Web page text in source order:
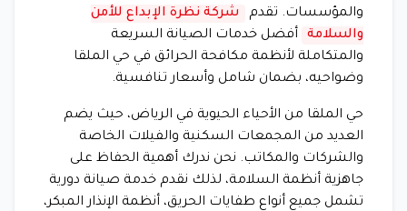
والمؤسسات. تقدم
شركة نظرة الإبداع للأمن
والسلامة
أفضل خدمات الصيانة السريعة
والمتكاملة لأنظمة مكافحة الحرائق في حي الملقا
وضواحيه، بضمان شامل وأسعار تنافسية.
حي الملقا من الأحياء الحيوية في الرياض، حيث يضم
العديد من المجمعات السكنية والفيلات الخاصة
والشركات والمكاتب. نحن ندرك أهمية الحفاظ على
جاهزية أنظمة السلامة، لذلك نقدم خدمة صيانة دورية
تشمل جميع أنواع طفايات الحريق، أنظمة الإنذار المبكر،